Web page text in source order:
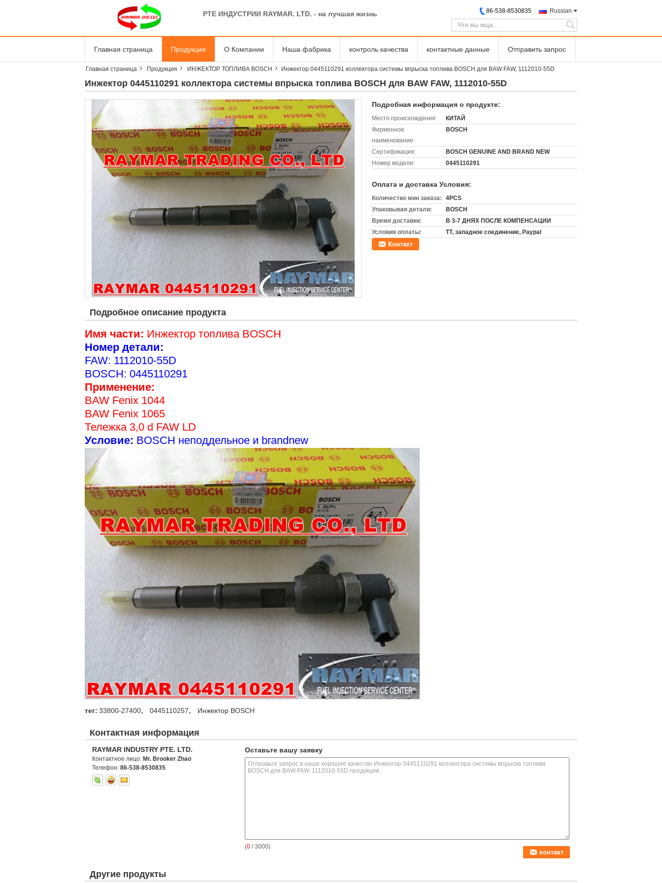
PTE ИНДУСТРИИ RAYMAR. LTD. - на лучшая жизнь Russian
86-538-8530835
search
Главная страница Продукция О Компании Наша фабрика контроль качества контактные данные Отправить запрос
Главная страница Продукция ИНЖЕКТОР ТОПЛИВА BOSCH Инжектор 0445110291 коллектора системы впрыска топлива BOSCH для BAW FAW, 1112010-55D
Инжектор 0445110291 коллектора системы впрыска топлива BOSCH для BAW FAW, 1112010-55D
Подробная информация о продукте:
Место происхождения:
КИТАЙ
Фирменное
наименование:
BOSCH
Сертификация:
BOSCH GENUINE AND BRAND NEW
Номер модели:
0445110291
Оплата и доставка Условия:
Количество мин заказа:
4PCS
Упаковывая детали:
BOSCH
Время доставки:
В 3-7 ДНЯХ ПОСЛЕ КОМПЕНСАЦИИ
Условия оплаты:
TT, западное соединение, Paypal
Контакт
Подробное описание продукта
Имя части: Инжектор топлива BOSCH
Номер детали:
FAW: 1112010-55D
BOSCH: 0445110291
Применение:
BAW Fenix 1044
BAW Fenix 1065
Тележка 3,0 d FAW LD
Условие: BOSCH неподдельное и brandnew
тег: 33800-27400, 0445110257, Инжектор BOSCH
Контактная информация
RAYMAR INDUSTRY PTE. LTD.
Контактное лицо: Mr. Brooker Zhao
Телефон: 86-538-8530835
Оставьте вашу заявку
(0 / 3000)
Другие продукты